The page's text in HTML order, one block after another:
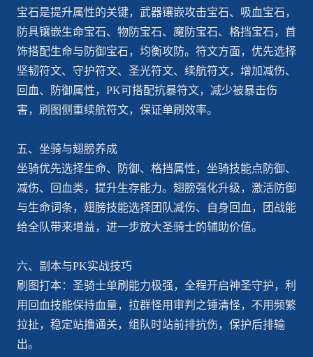
宝石是提升属性的关键，武器镶嵌攻击宝石、吸血宝石，
防具镶嵌生命宝石、物防宝石、魔防宝石、格挡宝石，首
饰搭配生命与防御宝石，均衡攻防。符文方面，优先选择
坚韧符文、守护符文、圣光符文、续航符文，增加减伤、
回血、防御属性，PK可搭配抗暴符文，减少被暴击伤
害，刷图侧重续航符文，保证单刷效率。
五、坐骑与翅膀养成
坐骑优先选择生命、防御、格挡属性，坐骑技能点防御、
减伤、回血类，提升生存能力。翅膀强化升级，激活防御
与生命词条，翅膀技能选择团队减伤、自身回血，团战能
给全队带来增益，进一步放大圣骑士的辅助价值。
六、副本与PK实战技巧
刷图打本：圣骑士单刷能力极强，全程开启神圣守护，利
用回血技能保持血量，拉群怪用审判之锤清怪，不用频繁
拉扯，稳定站撸通关，组队时站前排抗伤，保护后排输
出。